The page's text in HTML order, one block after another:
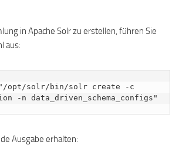
in Apache Solr zu erstellen, führen Sie
aus:
opt/solr/bin/solr create -c
-n data_driven_schema_configs"
Ausgabe erhalten: